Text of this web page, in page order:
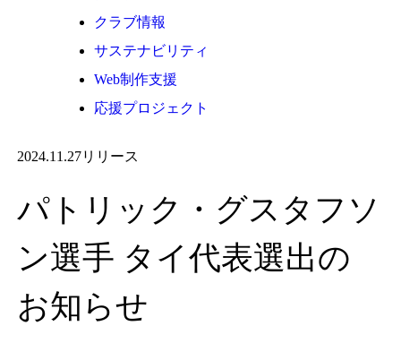
クラブ情報
サステナビリティ
Web制作支援
応援プロジェクト
2024.11.27リリース
パトリック・グスタフソ
ン選手 タイ代表選出の
お知らせ